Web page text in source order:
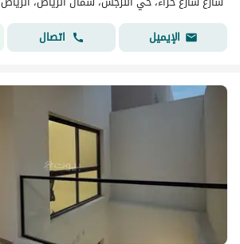
الإيميل
اتصال